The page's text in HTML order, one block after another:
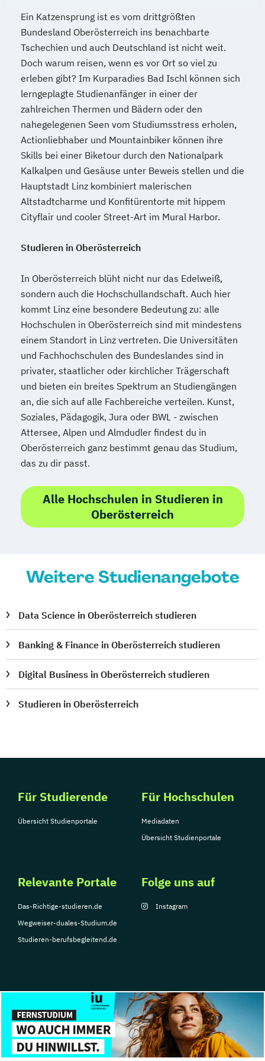
Ein Katzensprung ist es vom drittgrößten
Bundesland Oberösterreich ins benachbarte
Tschechien und auch Deutschland ist nicht weit.
Doch warum reisen, wenn es vor Ort so viel zu
erleben gibt? Im Kurparadies Bad Ischl können sich
lerngeplagte Studienanfänger in einer der
zahlreichen Thermen und Bädern oder den
nahegelegenen Seen vom Studiumsstress erholen,
Actionliebhaber und Mountainbiker können ihre
Skills bei einer Biketour durch den Nationalpark
Kalkalpen und Gesäuse unter Beweis stellen und die
Hauptstadt Linz kombiniert malerischen
Altstadtcharme und Konfitürentorte mit hippem
Cityflair und cooler Street-Art im Mural Harbor.
Studieren in Oberösterreich
In Oberösterreich blüht nicht nur das Edelweiß,
sondern auch die Hochschullandschaft. Auch hier
kommt Linz eine besondere Bedeutung zu: alle
Hochschulen in Oberösterreich sind mit mindestens
einem Standort in Linz vertreten. Die Universitäten
und Fachhochschulen des Bundeslandes sind in
privater, staatlicher oder kirchlicher Trägerschaft
und bieten ein breites Spektrum an Studiengängen
an, die sich auf alle Fachbereiche verteilen. Kunst,
Soziales, Pädagogik, Jura oder BWL - zwischen
Attersee, Alpen und Almdudler findest du in
Oberösterreich ganz bestimmt genau das Studium,
das zu dir passt.
Alle Hochschulen in Studieren in
Oberösterreich
Weitere Studienangebote
Data Science in Oberösterreich studieren
Banking & Finance in Oberösterreich studieren
Digital Business in Oberösterreich studieren
Studieren in Oberösterreich
Für Studierende
Übersicht Studienportale
Für Hochschulen
Mediadaten
Übersicht Studienportale
Relevante Portale
Das-Richtige-studieren.de
Wegweiser-duales-Studium.de
Studieren-berufsbegleitend.de
Folge uns auf
Instagram
© Copyright 2026, TarGroup Media GmbH
Impressum
Über
uns
Datenschutzerklärung Nutzungsbedingungen